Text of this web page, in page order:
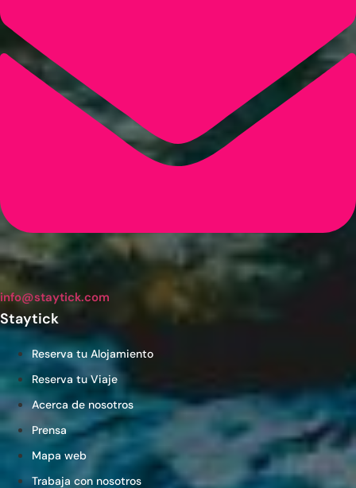
info@staytick.com
Staytick
Reserva tu Alojamiento
Reserva tu Viaje
Acerca de nosotros
Prensa
Mapa web
Trabaja con nosotros